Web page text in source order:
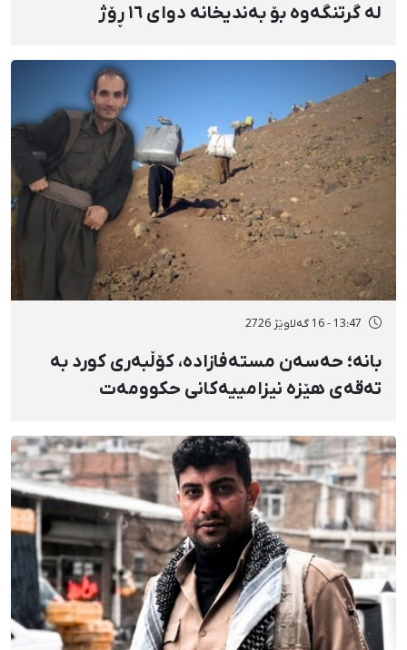
لە گرتنگەوە بۆ بەندیخانە دوای ١٦ ڕۆژ
13:47 - 16 گەلاوێژ 2726
بانه؛ حەسەن مستەفازادە، کۆڵبەری کورد بە
تەقەی هێزە نیزامییەکانی حکوومەت